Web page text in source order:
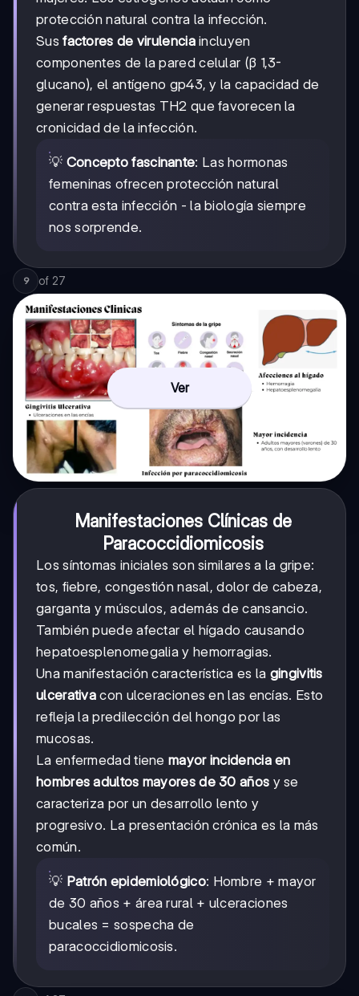
protección natural contra la infección.
Susfactores de virulenciaincluyen
componentes de la pared celular (β 1,3-
glucano), el antígeno gp43, y la capacidad de
generar respuestas TH2 que favorecen la
cronicidad de la infección.
💡 Concepto fascinante: Las hormonas
femeninas ofrecen protección natural
contra esta infección - la biología siempre
nos sorprende.
9 of 27
Ver
Manifestaciones Clínicas de
Paracoccidiomicosis
Los síntomas iniciales son similares a la gripe:
tos, fiebre, congestión nasal, dolor de cabeza,
garganta y músculos, además de cansancio.
También puede afectar el hígado causando
hepatoesplenomegalia y hemorragias.
Una manifestación característica es la gingivitis
ulcerativa con ulceraciones en las encías. Esto
refleja la predilección del hongo por las
mucosas.
La enfermedad tiene mayor incidencia en
hombres adultos mayores de 30 años y se
caracteriza por un desarrollo lento y
progresivo. La presentación crónica es la más
común.
💡 Patrón epidemiológico: Hombre + mayor
de 30 años + área rural + ulceraciones
bucales = sospecha de
paracoccidiomicosis.